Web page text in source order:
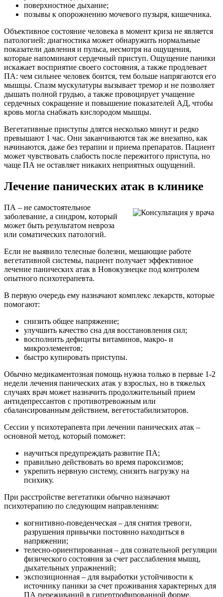
поверхностное дыхание;
позывы к опорожнению мочевого пузыря, кишечника.
Объективное состояние человека в момент криза не является
патологией: диагностика может обнаружить нормальные
показатели давления и пульса, несмотря на ощущения,
которые напоминают сердечный приступ. Ощущение паники
искажает восприятие своего состояния, а также продлевает
ПА: чем сильнее человек боится, тем больше напрягаются его
мышцы. Спазм мускулатуры вызывает тремор и не позволяет
дышать полной грудью, а также провоцирует учащение
сердечных сокращение и повышение показателей АД, чтобы
кровь могла снабжать кислородом мышцы.
Вегетативные приступы длятся несколько минут и редко
превышают 1 час. Они заканчиваются так же внезапно, как
начинаются, даже без терапии и приема препаратов. Пациент
может чувствовать слабость после пережитого приступа, но
чаще ПА не оставляет никаких неприятных ощущений.
Лечение панических атак в клинике
ПА – не самостоятельное
заболевание, а синдром, который
может быть результатом невроза
или соматических патологий.
Если не выявило телесные болезни, мешающие работе
вегетативной системы, пациент получает эффективное
лечение панических атак в Новокузнецке под контролем
опытного психотерапевта.
В первую очередь ему назначают комплекс лекарств, которые
помогают:
снизить общее напряжение;
улучшить качество сна для восстановления сил;
восполнить дефициты витаминов, макро- и
микроэлементов;
быстро купировать приступы.
Обычно медикаментозная помощь нужна только в первые 1-2
недели лечения панических атак у взрослых, но в тяжелых
случаях врач может назначить продолжительный прием
антидепрессантов с противотревожным или
сбалансированным действием, вегетостабилизаторов.
Сессии у психотерапевта при лечении панических атак –
основной метод, который поможет:
научиться предупреждать развитие ПА;
правильно действовать во время пароксизмов;
укрепить нервную систему, снизить нагрузку на
психику.
При расстройстве вегетатики обычно назначают
психотерапию по следующим направлениям:
когнитивно-поведенческая – для снятия тревоги,
разрушения привычки постоянно находиться в
напряжении;
телесно-ориентированная – для сознательной регуляции
физического состояния за счет расслабления мышц,
дыхательных упражнений;
экспозиционная – для выработки устойчивости к
источнику паники за счет проживания характерных для
ПА переживаний в гипертрофированной форме.